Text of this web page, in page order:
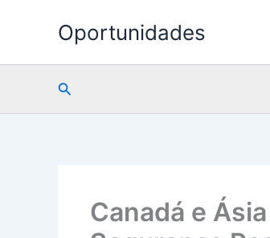
Oportunidades
Pesquisar
Canadá e